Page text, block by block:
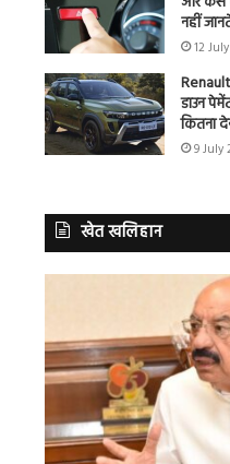
नहीं
12
डाउन
कितना
9 July
खेत खलिहान